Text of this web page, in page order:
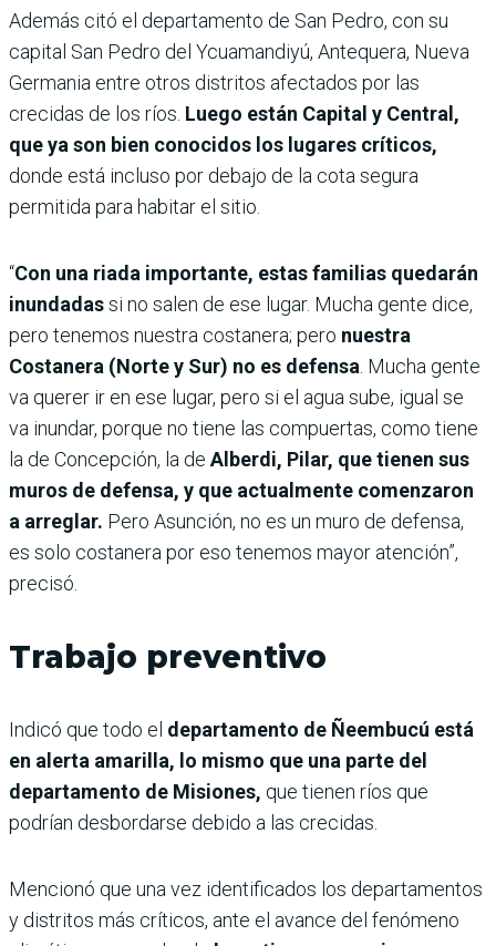
Además citó el departamento de San Pedro, con su
capital San Pedro del Ycuamandiyú, Antequera, Nueva
Germania entre otros distritos afectados por las
crecidas de los ríos. Luego están Capital y Central,
que ya son bien conocidos los lugares críticos,
donde está incluso por debajo de la cota segura
permitida para habitar el sitio.
“Con una riada importante, estas familias quedarán
inundadassi no salen de ese lugar. Mucha gente dice,
pero tenemos nuestra costanera; pero nuestra
Costanera (Norte y Sur) no es defensa. Mucha gente
va querer ir en ese lugar, pero si el agua sube, igual se
va inundar, porque no tiene las compuertas, como tiene
la de Concepción, la de Alberdi, Pilar, que tienen sus
muros de defensa, y que actualmente comenzaron
a arreglar. Pero Asunción, no es un muro de defensa,
es solo costanera por eso tenemos mayor atención”,
precisó.
Trabajo preventivo
Indicó que todo el departamento de Ñeembucú está
en alerta amarilla, lo mismo que una parte del
departamento de Misiones, que tienen ríos que
podrían desbordarse debido a las crecidas.
Mencionó que una vez identificados los departamentos
y distritos más críticos, ante el avance del fenómeno